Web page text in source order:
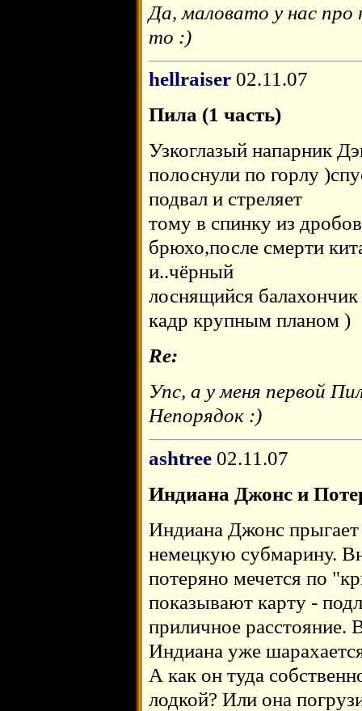
Да, маловато у нас про
то :)
hellraiser 02.11.07
Пила (1 часть)
Узкоглазый напарник
полоснули по горлу
подвал и стреляет
тому в спинку из
брюхо,после смерти
и..чёрный
лоснящийся балахончик
кадр крупным планом )
Re:
Упс, а у меня первой
Непорядок :)
ashtree 02.11.07
Индиана Джонс и
Индиана Джонс
немецкую субмарину.
потеряно мечется по
показывают карту -
приличное
Индиана уже
А как он туда
лодкой? Или она